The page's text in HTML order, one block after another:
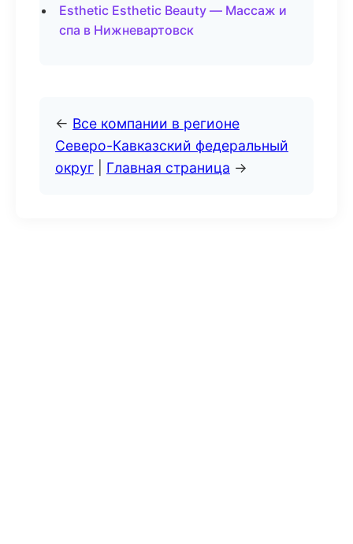
Esthetic Esthetic Beauty — Массаж и
спа в Нижневартовск
← Все компании в регионе
Северо-Кавказский федеральный
округ
Главная страница →